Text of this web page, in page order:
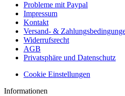
Probleme mit Paypal
Impressum
Kontakt
Versand- &
Widerrufsrecht
AGB
Privatsphäre und Datenschutz
Cookie Einstellungen
Informationen